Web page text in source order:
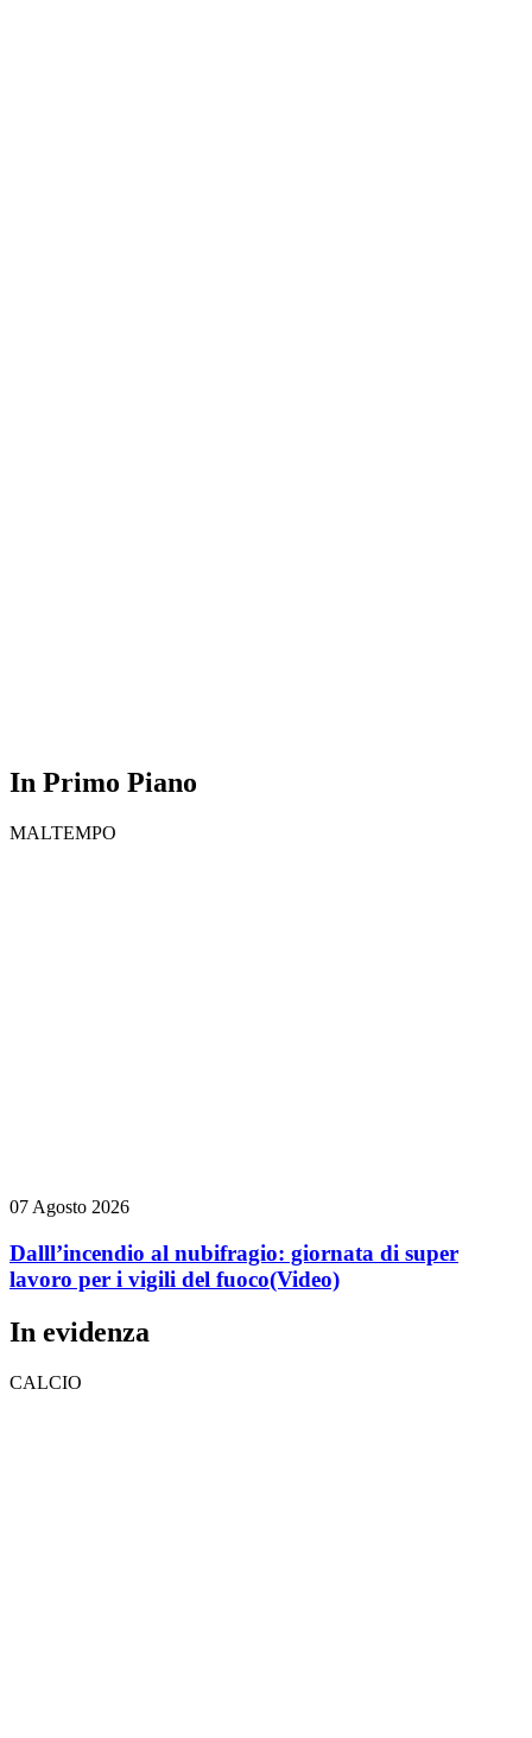
In Primo Piano
MALTEMPO
07 Agosto 2026
Dalll’incendio al nubifragio: giornata di super
lavoro per i vigili del fuoco(Video)
In evidenza
CALCIO